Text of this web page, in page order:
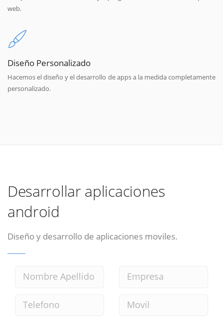
web.
Diseño Personalizado
Hacemos el diseño y el desarrollo de apps a la medida completamente
personalizado.
Desarrollar aplicaciones
android
Diseño y desarrollo de aplicaciones moviles.